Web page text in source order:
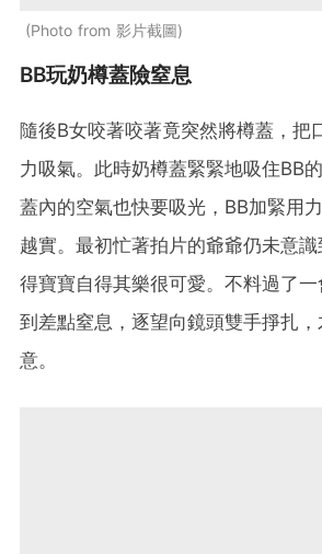
Photo from 影片截圖
BB玩奶樽蓋險窒息
隨後B女咬著咬著竟突然將樽蓋，把
力吸氣。此時奶樽蓋緊緊地吸住BB
蓋內的空氣也快要吸光，BB加緊用
越實。最初忙著拍片的爺爺仍未意
得寶寶自得其樂很可愛。不料過了
到差點窒息，逐望向鏡頭雙手掙扎
意。